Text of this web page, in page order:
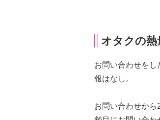
オタクの熱
お問い合わせを
報はなし。
お問い合わせか